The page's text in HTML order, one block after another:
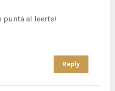
punta al leerte!
Reply